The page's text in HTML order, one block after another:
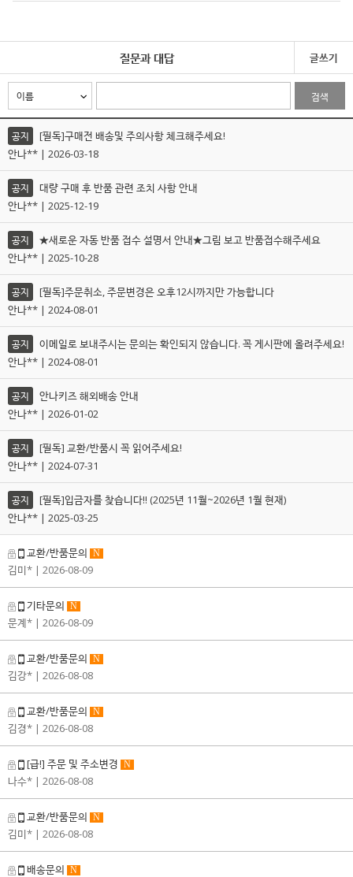
질문과 대답 글쓰기
검색
공지
[필독]구매전 배송및 주의사항 체크해주세요!
안나** | 2026-03-18
공지
대량 구매 후 반품 관련 조치 사항 안내
안나** | 2025-12-19
공지
★새로운 자동 반품 접수 설명서 안내★그림 보고 반품접수해주세요
안나** | 2025-10-28
공지
[필독]주문취소, 주문변경은 오후12시까지만 가능합니다
안나** | 2024-08-01
공지
이메일로 보내주시는 문의는 확인되지 않습니다. 꼭 게시판에 올려주세요!
안나** | 2024-08-01
공지
안나키즈 해외배송 안내
안나** | 2026-01-02
공지
[필독] 교환/반품시 꼭 읽어주세요!
안나** | 2024-07-31
공지
[필독]입금자를 찾습니다!! (2025년 11월~2026년 1월 현재)
안나** | 2025-03-25
교환/반품문의 N
김미* | 2026-08-09
기타문의 N
문계* | 2026-08-09
교환/반품문의 N
김강* | 2026-08-08
교환/반품문의 N
김경* | 2026-08-08
[급!] 주문 및 주소변경 N
나수* | 2026-08-08
교환/반품문의 N
김미* | 2026-08-08
배송문의 N